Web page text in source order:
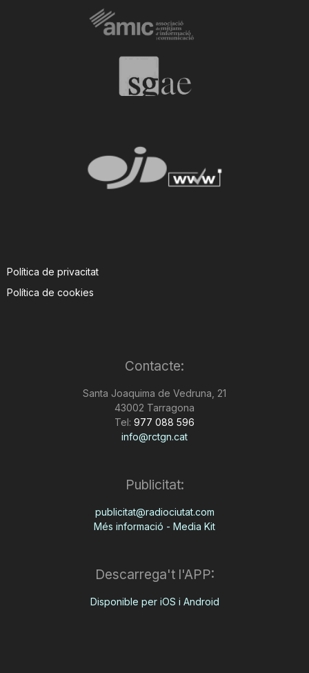
Política de privacitat
Política de cookies
Contacte:
Santa Joaquima de Vedruna, 21
43002 Tarragona
Tel: 977 088 596
info@rctgn.cat
Publicitat:
publicitat@radiociutat.com
Més informació - Media Kit
Descarrega't l'APP:
Disponible per iOS i Android